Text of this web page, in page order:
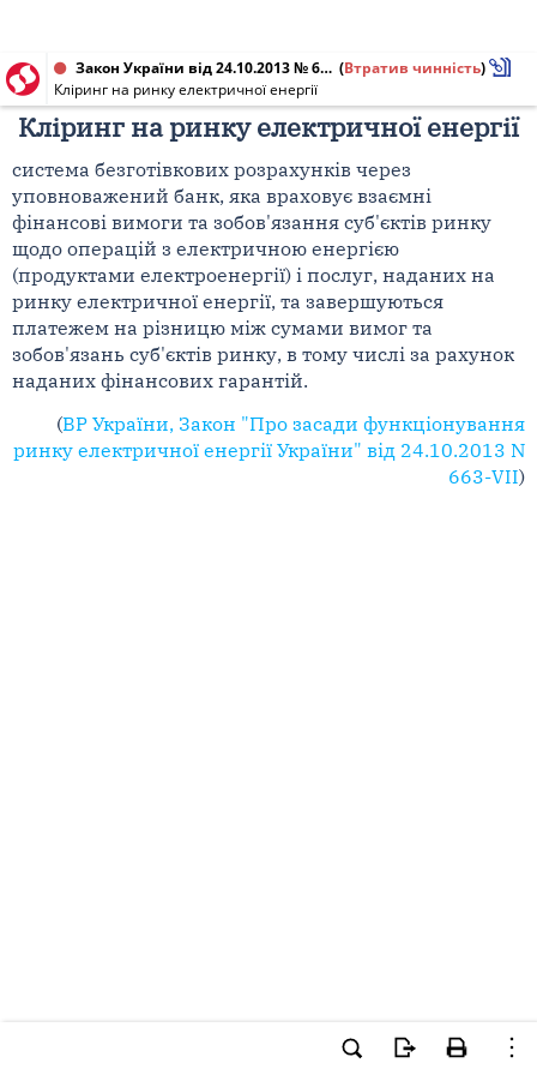
Закон України від 24.10.2013 № 663-VII (Втратив чинність)
Кліринг на ринку електричної енергії